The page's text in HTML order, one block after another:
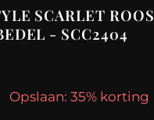
SCARLET ROOS
- SCC2404
Opslaan: 35% korting